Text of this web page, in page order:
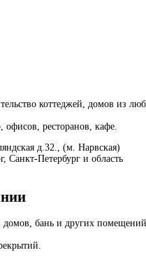
коттеджей, домов из
офисов, ресторанов, кафе.
д.32., (м. Нарвская)
Санкт-Петербург и область
домов, бань и других